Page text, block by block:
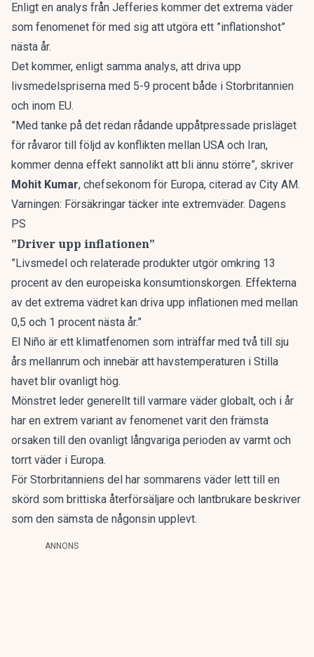
Enligt en analys från Jefferies kommer det extrema väder
som fenomenet för med sig att utgöra ett ”inflationshot”
nästa år.
Det kommer, enligt samma analys, att driva upp
livsmedelspriserna med 5-9 procent både i Storbritannien
och inom EU.
”Med tanke på det redan rådande uppåtpressade prisläget
för råvaror till följd av konflikten mellan USA och Iran,
kommer denna effekt sannolikt att bli ännu större”, skriver
Mohit Kumar, chefsekonom för Europa, citerad av City AM.
Varningen: Försäkringar täcker inte extremväder. Dagens
PS
”Driver upp inflationen”
”Livsmedel och relaterade produkter utgör omkring 13
procent av den europeiska konsumtionskorgen. Effekterna
av det extrema vädret kan driva upp inflationen med mellan
0,5 och 1 procent nästa år.”
El Niño är ett klimatfenomen som inträffar med två till sju
års mellanrum och innebär att havstemperaturen i Stilla
havet blir ovanligt hög.
Mönstret leder generellt till varmare väder globalt, och i år
har en extrem variant av fenomenet varit den främsta
orsaken till den ovanligt långvariga perioden av varmt och
torrt väder i Europa.
För Storbritanniens del har sommarens väder lett till en
skörd som brittiska återförsäljare och lantbrukare beskriver
som den sämsta de någonsin upplevt.
ANNONS